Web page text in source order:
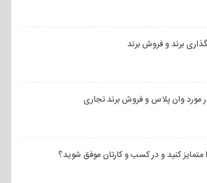
برند و فروش برند
مورد وان‌ پلاس و فروش برند تجاری
متمایز کنید و در کسب و کارتان موفق شوید؟